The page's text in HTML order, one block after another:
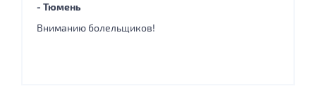
- Тюмень
Вниманию болельщиков!